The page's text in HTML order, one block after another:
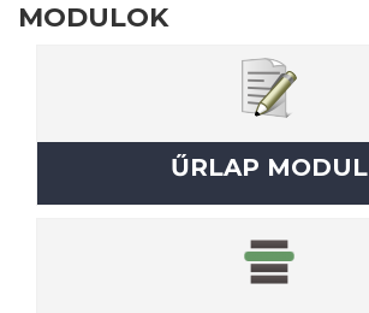
MODULOK
ŰRLAP MODUL